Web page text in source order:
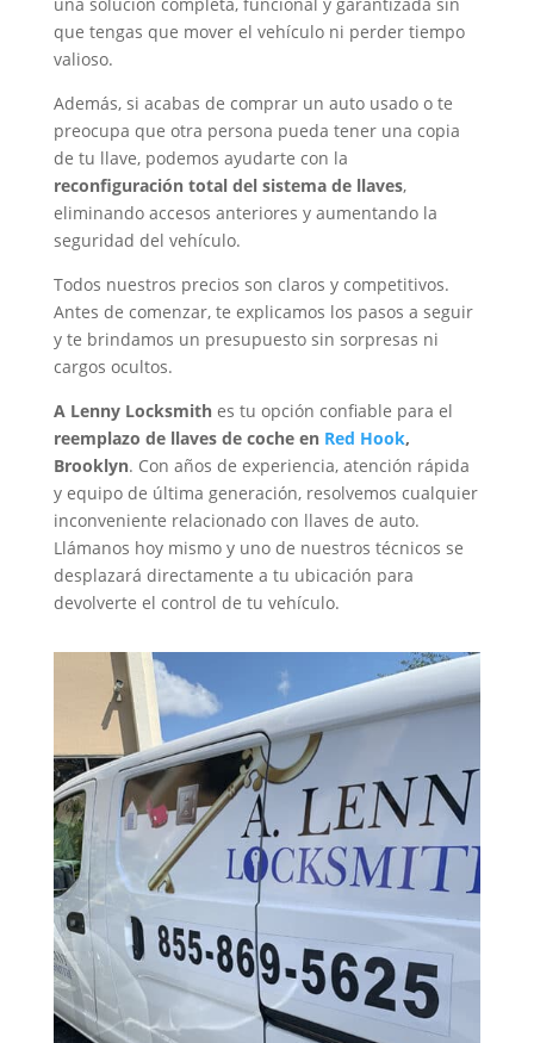
que tengas que mover el vehículo ni perder tiempo
valioso.
Además, si acabas de comprar un auto usado o te
preocupa que otra persona pueda tener una copia
de tu llave, podemos ayudarte con la
reconfiguración total del sistema de llaves,
eliminando accesos anteriores y aumentando la
seguridad del vehículo.
Todos nuestros precios son claros y competitivos.
Antes de comenzar, te explicamos los pasos a seguir
y te brindamos un presupuesto sin sorpresas ni
cargos ocultos.
A Lenny Locksmithes tu opción confiable para el
reemplazo de llaves de coche en Red Hook,
Brooklyn. Con años de experiencia, atención rápida
y equipo de última generación, resolvemos cualquier
inconveniente relacionado con llaves de auto.
Llámanos hoy mismo y uno de nuestros técnicos se
desplazará directamente a tu ubicación para
devolverte el control de tu vehículo.